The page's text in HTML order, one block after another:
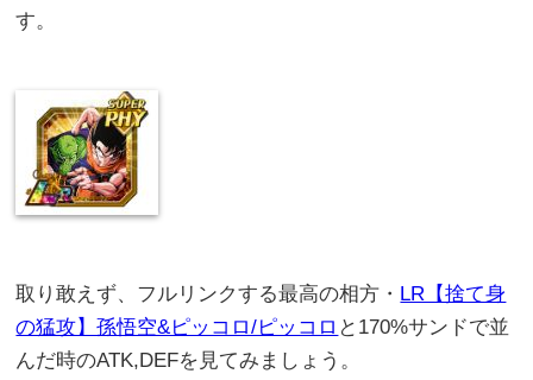
す。
取り敢えず、フルリンクする最高の相方・ LR【捨て身
の猛攻】孫悟空&ピッコロ/ピッコロ と170%サンドで並
んだ時のATK,DEFを見てみましょう。